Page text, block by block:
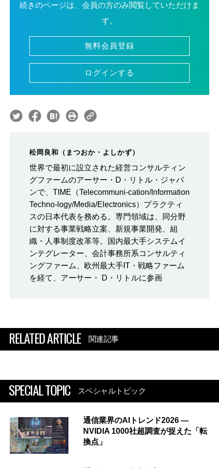
続きのページは、会員の方のみ閲覧していただけま
す。
無料会員登録
ログインする
松岡良和（まつおか・よしかず）
世界で最初に設立された経営コンサルティン
グファームのアーサー・D・リトル・ジャパ
ンで、TIME（Telecommuni-cation/Information
Techno-logy/Media/Electronics）プラクティ
スの日本代表を務める。専門領域は、同分野
に対する事業戦略立案、新規事業開発、組
織・人事制度改革等。国内最大手システムイ
ンテグレーター、会計事務所系コンサルティ
ングファーム、欧州最大手IT・戦略ファーム
を経て、アーサー・ D・リトルに参画
RELATED ARTICLE 関連記事
SPECIAL TOPIC スペシャルトピック
通信業界のAIトレンド2026 ―
NVIDIA 1000社超調査が捉えた「転
換点」